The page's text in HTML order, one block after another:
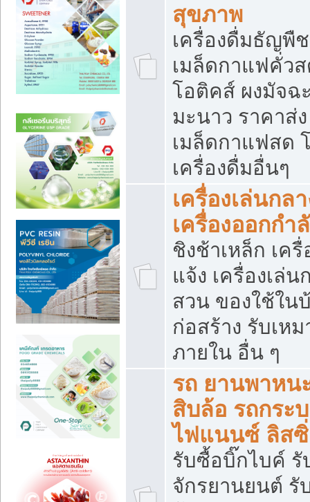
สุขภาพ
เครื่องดื่มธัญพื
เมล็ดกาแฟคั่ว
โอติคส์ ผงมัจฉ
มะนาว ราคาส่
เมล็ดกาแฟสด
เครื่องดื่มอื่นๆ
เครื่องเล่นกล
เครื่องออกกำ
ชิงช้าเหล็ก เค
แจ้ง เครื่องเล่น
สวน ของใช้ใน
ก่อสร้าง รับเห
ภายใน อื่น ๆ
รถ ยานพาหน
สิบล้อ รถกระ
ไฟแนนซ์ ลิส
รับซื้อบิ๊กไบค์
จักรยานยนต์ รั